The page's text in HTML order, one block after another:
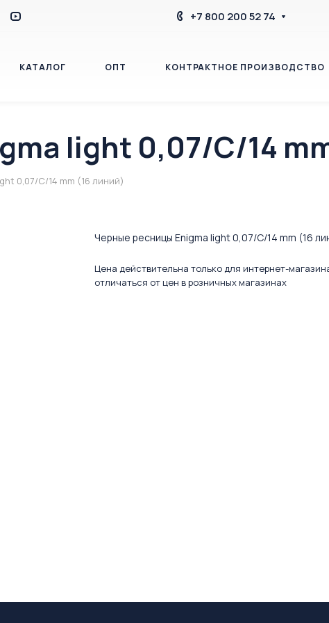
+7 800 200 52 74
КАТАЛОГ ОПТ КОНТРАКТНОЕ ПРОИЗВОДСТВО
БЛОГ КОНТАКТЫ
light 0,07/C/14
0,07/C/14 mm (16 линий)
Черные ресницы Enigma light 0,07/C/14 mm (16
Цена действительна только для интернет-
отличаться от цен в розничных магазинах